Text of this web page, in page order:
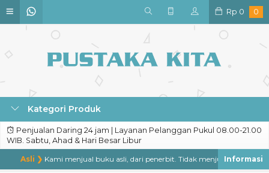
Rp 0 0
Kategori Produk
Penjualan Daring 24 jam | Layanan Pelanggan Pukul 08.00-21.00
WIB. Sabtu, Ahad & Hari Besar Libur
Asli ❯Kami menjual buku asli, dari penerbit. Tidak menjual buku